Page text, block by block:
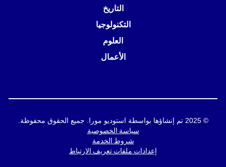
التاريخ
التكنولوجيا
العلوم
الأعمال
© 2025 تم إنشاؤها بواسطة استوديو مورا. جميع الحقوق محفوظة.
سياسة الخصوصية
شروط الخدمة
إعدادات ملفات تعريف الارتباط